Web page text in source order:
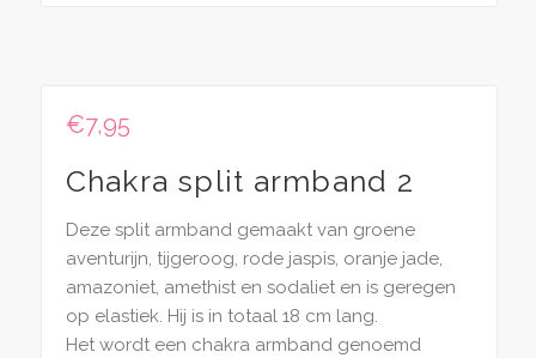
€7,95
Chakra split armband 2
Deze split armband gemaakt van groene
aventurijn, tijgeroog, rode jaspis, oranje jade,
amazoniet, amethist en sodaliet en is geregen
op elastiek. Hij is in totaal 18 cm lang.
Het wordt een chakra armband genoemd